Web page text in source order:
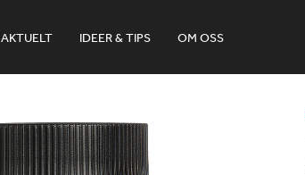
AKTUELT IDEER & TIPS OM OSS